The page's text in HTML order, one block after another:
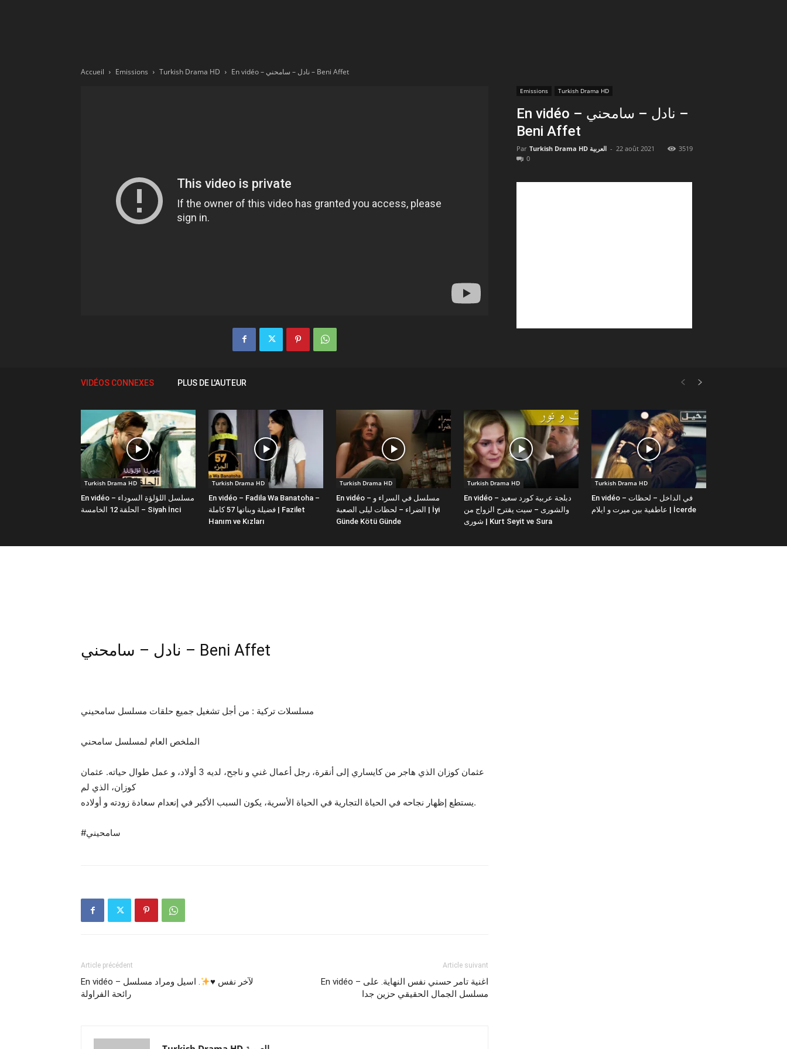
Accueil Emissions Turkish Drama HD En vidéo – نادل – سامحني – Beni Affet
Emissions Turkish Drama HD
En vidéo – نادل – سامحني –
Beni Affet
Par Turkish Drama HD العربية - 22 août 2021
3519
0
VIDÉOS CONNEXES PLUS DE L'AUTEUR
Turkish Drama HD
En vidéo – مسلسل اللؤلؤة السوداء
الحلقة 12 الخامسة – Siyah İnci
Turkish Drama HD
En vidéo – Fadila Wa Banatoha –
فضيلة وبناتها 57 كاملة | Fazilet
Hanım ve Kızları
Turkish Drama HD
En vidéo – مسلسل في السراء و
الضراء – لحظات ليلى الصعبة | İyi
Günde Kötü Günde
Turkish Drama HD
En vidéo – دبلجة عربية كورد سعيد
والشورى – سيت يقترح الزواج من
شورى | Kurt Seyit ve Sura
Turkish Drama HD
En vidéo – في الداخل – لحظات
عاطفية بين ميرت و ايلام | İcerde
نادل – سامحني – Beni Affet
مسلسلات تركية : من أجل تشغيل جميع حلقات مسلسل سامحيني
الملخص العام لمسلسل سامحني
عثمان كوزان الذي هاجر من كايساري إلى أنقرة، رجل أعمال غني و ناجح، لديه 3 أولاد، و عمل طوال حياته. عثمان
كوزان، الذي لم
يستطع إظهار نجاحه في الحياة التجارية في الحياة الأسرية، يكون السبب الأكبر في إنعدام سعادة زودته و أولاده.
#سامحيني
Article précédent
En vidéo – لآخر نفس ♥️
. اسيل ومراد مسلسل
رائحة الفراولة
Article suivant
En vidéo – اغنية تامر حسني نفس النهاية. على
مسلسل الجمال الحقيقي حزين جدا